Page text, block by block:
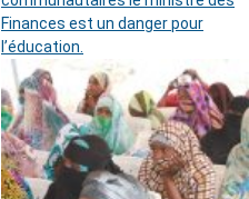
Finances est un danger pour
l’éducation.